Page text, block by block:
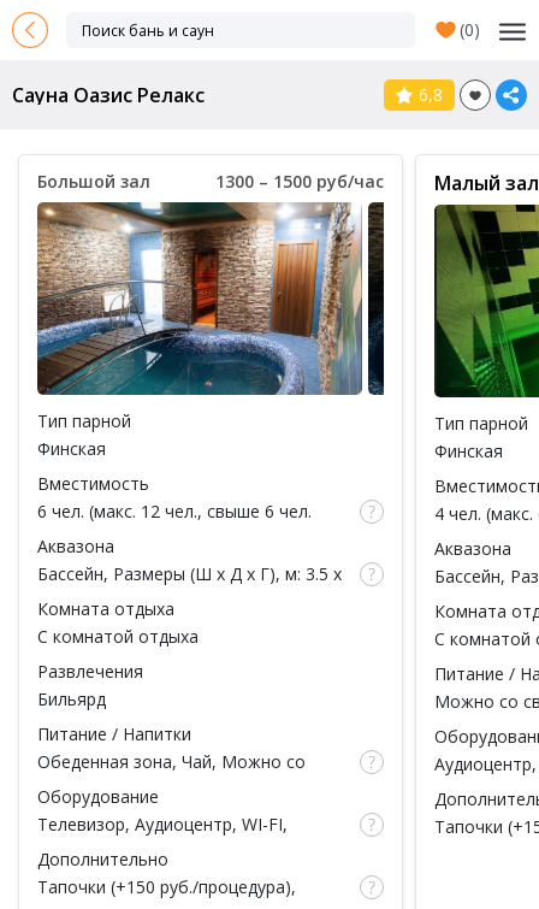
(0)
Сауна Оазис Релакс 6,8
Большой зал 1300 – 1500 руб/час
Тип парной
Финская
Вместимость
6 чел. (макс. 12 чел., свыше 6 чел.
чел.)
Аквазона
Бассейн, Размеры (Ш x Д x Г), м: 3.5 x
Фильтрация, Душ
Комната отдыха
С комнатой отдыха
Развлечения
Бильярд
Питание / Напитки
Обеденная зона, Чай, Можно со
своей едой
Оборудование
Телевизор, Аудиоцентр, WI-FI,
Дополнительно
Тапочки (+150 руб./процедура),
Малый зал
Тип парной
Финская
4 чел.
чел.)
Аквазона
Бассейн,
Комната
С комнатой
Питание /
Можно со
зона,
Тапочки (